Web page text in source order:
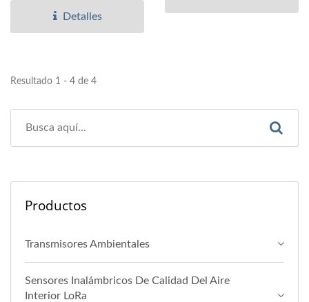
Detalles
Resultado 1 - 4 de 4
Productos
Transmisores Ambientales
Sensores Inalámbricos De Calidad Del Aire
Interior LoRa